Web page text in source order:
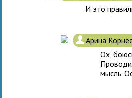
И это
. Арина
Ох,
мысль.